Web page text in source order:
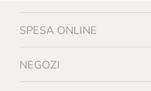
SPESA ONLINE
NEGOZI